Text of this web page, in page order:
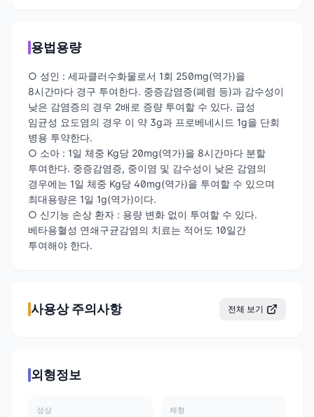
용법용량
○ 성인 : 세파클러수화물로서 1회 250mg(역가)을
8시간마다 경구 투여한다. 중증감염증(폐렴 등)과 감수성이
낮은 감염증의 경우 2배로 증량 투여할 수 있다. 급성
임균성 요도염의 경우 이 약 3g과 프로베네시드 1g을 단회
병용 투약한다.
○ 소아 : 1일 체중 Kg당 20mg(역가)을 8시간마다 분할
투여한다. 중증감염증, 중이염 및 감수성이 낮은 감염의
경우에는 1일 체중 Kg당 40mg(역가)을 투여할 수 있으며
최대용량은 1일 1g(역가)이다.
○ 신기능 손상 환자 : 용량 변화 없이 투여할 수 있다.
베타용혈성 연쇄구균감염의 치료는 적어도 10일간
투여해야 한다.
사용상 주의사항 전체 보기
외형정보
성상 제형